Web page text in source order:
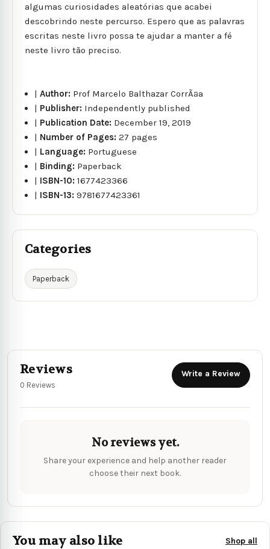
algumas curiosidades aleatórias que acabei
descobrindo neste percurso. Espero que as palavras
escritas neste livro possa te ajudar a manter a fé
neste livro tão preciso.
|Author: Prof Marcelo Balthazar CorrÃªa
| Publisher: Independently published
| Publication Date: December 19, 2019
| Number of Pages:27 pages
| Language: Portuguese
| Binding: Paperback
| ISBN-10:1677423366
| ISBN-13:9781677423361
Categories
Paperback
Reviews
0 Reviews
Write a Review
No reviews yet.
Share your experience and help another reader
choose their next book.
You may also like Shop all